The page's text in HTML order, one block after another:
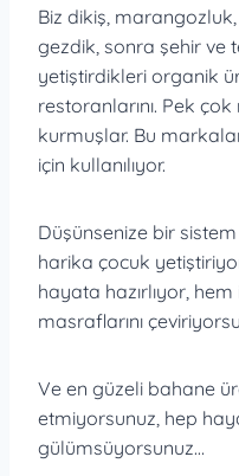
Biz dikiş,
gezdik, sonra şehir ve
yetiştirdikleri organik
restoranlarını. Pek
kurmuşlar. Bu
için kullanılıyor.
Düşünsenize bir
harika çocuk
hayata hazırlıyor,
masraflarını
Ve en güzeli bahane
etmiyorsunuz, hep
gülümsüyorsunuz…